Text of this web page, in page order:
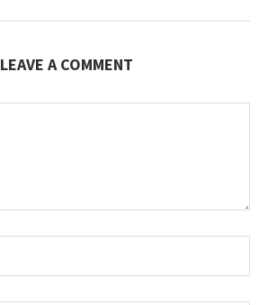
LEAVE A COMMENT